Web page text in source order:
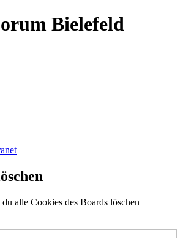
Bielefeld
alle Cookies des Boards löschen